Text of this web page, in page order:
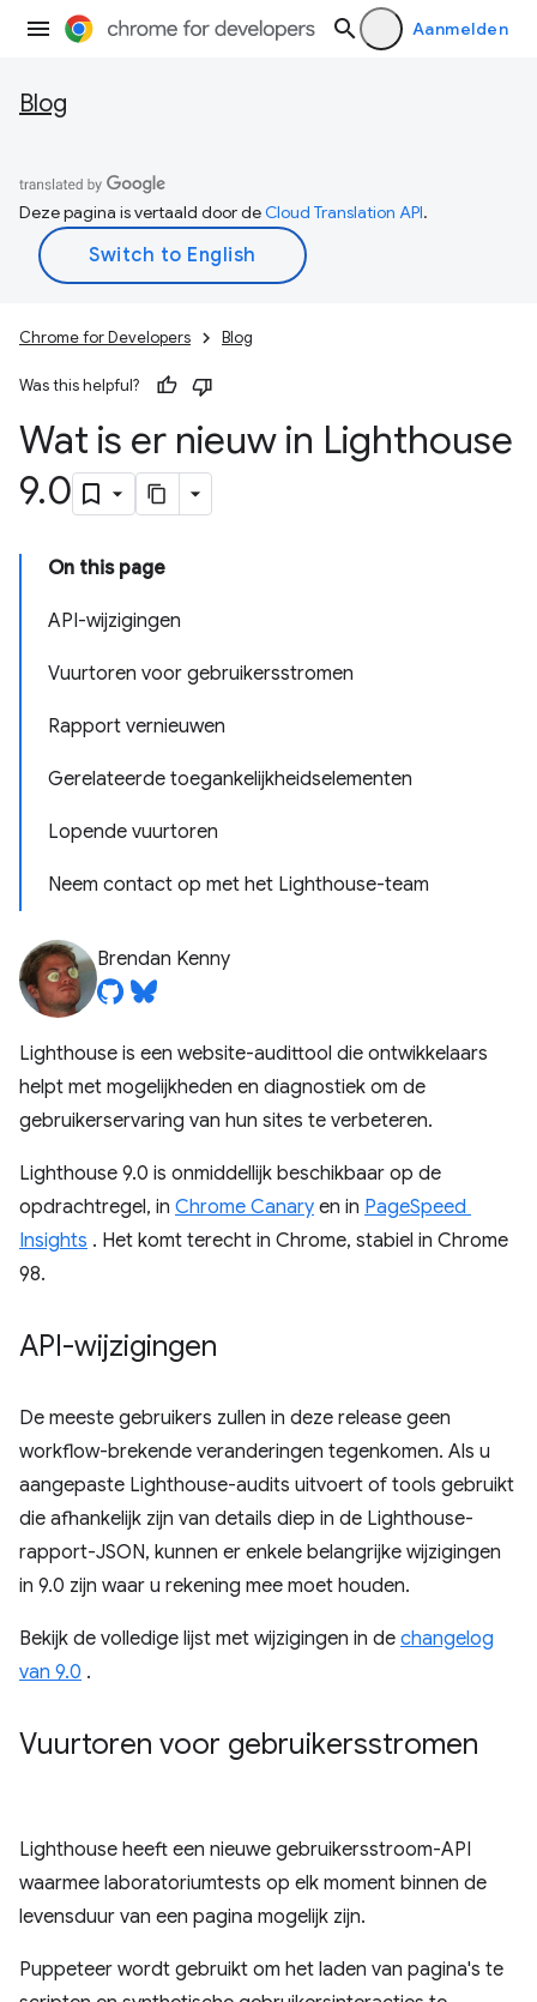
Aanmelden
Blog
Deze pagina is vertaald door deCloud Translation API.
Chrome for Developers Blog
Was this helpful?
Wat is er nieuw in Lighthouse
9.0
On this page
API-wijzigingen
Vuurtoren voor gebruikersstromen
Rapport vernieuwen
Gerelateerde toegankelijkheidselementen
Lopende vuurtoren
Neem contact op met het Lighthouse-team
Brendan Kenny
Lighthouse is een website-audittool die ontwikkelaars
helpt met mogelijkheden en diagnostiek om de
gebruikerservaring van hun sites te verbeteren.
Lighthouse 9.0 is onmiddellijk beschikbaar op de
opdrachtregel, in Chrome Canary en in PageSpeed ​​
Insights . Het komt terecht in Chrome, stabiel in Chrome
98.
API-wijzigingen
De meeste gebruikers zullen in deze release geen
workflow-brekende veranderingen tegenkomen. Als u
aangepaste Lighthouse-audits uitvoert of tools gebruikt
die afhankelijk zijn van details diep in de Lighthouse-
rapport-JSON, kunnen er enkele belangrijke wijzigingen
in 9.0 zijn waar u rekening mee moet houden.
Bekijk de volledige lijst met wijzigingen in de changelog
van 9.0 .
Vuurtoren voor gebruikersstromen
Lighthouse heeft een nieuwe gebruikersstroom-API
waarmee laboratoriumtests op elk moment binnen de
levensduur van een pagina mogelijk zijn.
Puppeteer wordt gebruikt om het laden van pagina's te